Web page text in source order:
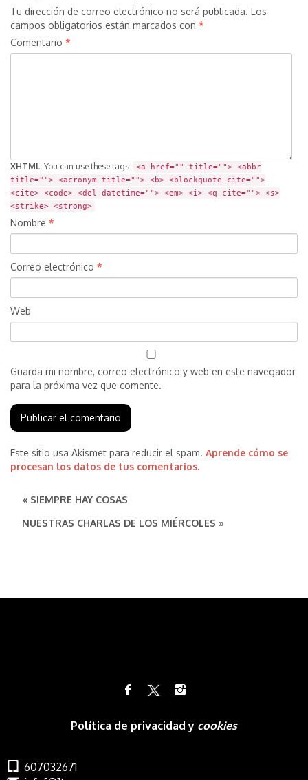
Tu dirección de correo electrónico no será publicada. Los
campos obligatorios están marcados con *
Comentario *
XHTML: You can use these tags:
<a href="" title=""> <abbr
title=""> <acronym title=""> <b> <blockquote cite="">
<cite> <code> <del datetime=""> <em> <i> <q cite=""> <s>
<strike> <strong>
Nombre *
Correo electrónico *
Web
Guarda mi nombre, correo electrónico y web en este navegador
para la próxima vez que comente.
Este sitio usa Akismet para reducir el spam. Aprende cómo se
procesan los datos de tus comentarios.
« SIEMPRE HAY COSAS
NUESTRAS CHARLAS DE LOS MIÉRCOLES »
Política de privacidad y cookies
607032671